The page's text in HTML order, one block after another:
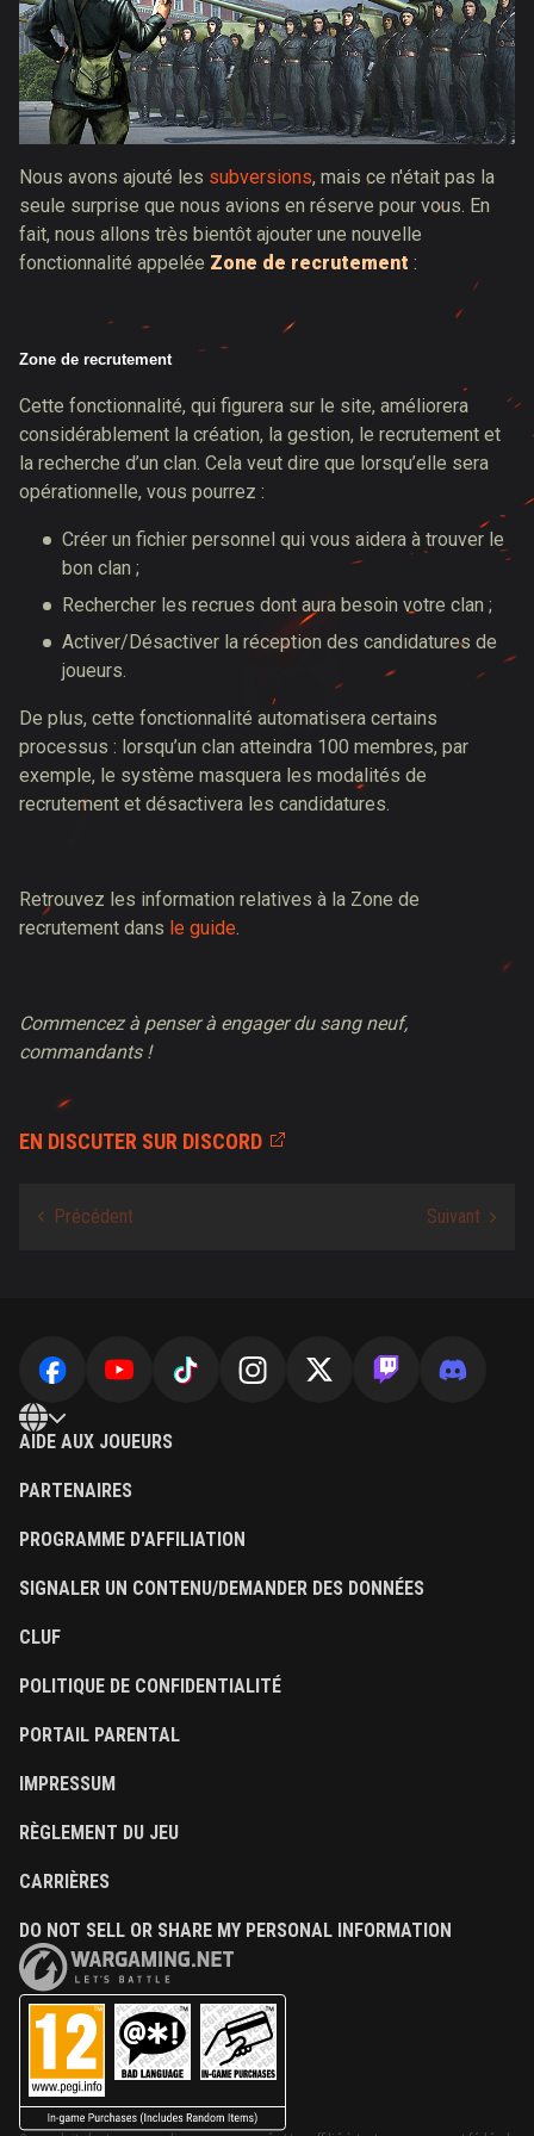
Nous avons ajouté les subversions, mais ce n'était pas la
seule surprise que nous avions en réserve pour vous. En
fait, nous allons très bientôt ajouter une nouvelle
fonctionnalité appelée Zone de recrutement :
Zone de recrutement
Cette fonctionnalité, qui figurera sur le site, améliorera
considérablement la création, la gestion, le recrutement et
la recherche d’un clan. Cela veut dire que lorsqu’elle sera
opérationnelle, vous pourrez :
Créer un fichier personnel qui vous aidera à trouver le
bon clan ;
Rechercher les recrues dont aura besoin votre clan ;
Activer/Désactiver la réception des candidatures de
joueurs.
De plus, cette fonctionnalité automatisera certains
processus : lorsqu’un clan atteindra 100 membres, par
exemple, le système masquera les modalités de
recrutement et désactivera les candidatures.
Retrouvez les information relatives à la Zone de
recrutement dans le guide.
Commencez à penser à engager du sang neuf,
commandants !
EN DISCUTER SUR DISCORD
AIDE AUX JOUEURS
PARTENAIRES
PROGRAMME D'AFFILIATION
SIGNALER UN CONTENU/DEMANDER DES DONNÉES
CLUF
POLITIQUE DE CONFIDENTIALITÉ
PORTAIL PARENTAL
IMPRESSUM
RÈGLEMENT DU JEU
CARRIÈRES
DO NOT SELL OR SHARE MY PERSONAL INFORMATION